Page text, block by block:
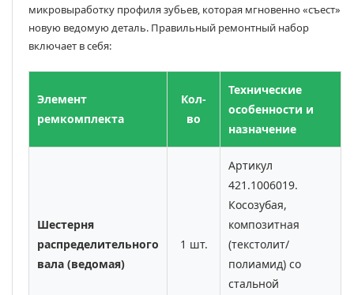
микровыработку профиля зубьев, которая мгновенно «съест»
новую ведомую деталь. Правильный ремонтный набор
включает в себя:
Элемент
ремкомплекта
Кол-
во
Технические
особенности и
назначение
Шестерня
распределительного
вала (ведомая)
1 шт.
Артикул
421.1006019.
Косозубая,
композитная
(текстолит/
полиамид) со
стальной